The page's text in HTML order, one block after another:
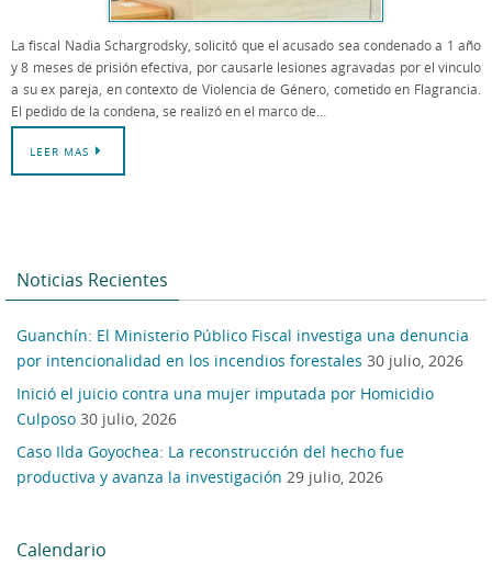
La fiscal Nadia Schargrodsky, solicitó que el acusado sea condenado a 1 año
y 8 meses de prisión efectiva, por causarle lesiones agravadas por el vinculo
a su ex pareja, en contexto de Violencia de Género, cometido en Flagrancia.
El pedido de la condena, se realizó en el marco de…
LEER MAS
Noticias Recientes
Guanchín: El Ministerio Público Fiscal investiga una denuncia
por intencionalidad en los incendios forestales 30 julio, 2026
Inició el juicio contra una mujer imputada por Homicidio
Culposo 30 julio, 2026
Caso Ilda Goyochea: La reconstrucción del hecho fue
productiva y avanza la investigación 29 julio, 2026
Calendario